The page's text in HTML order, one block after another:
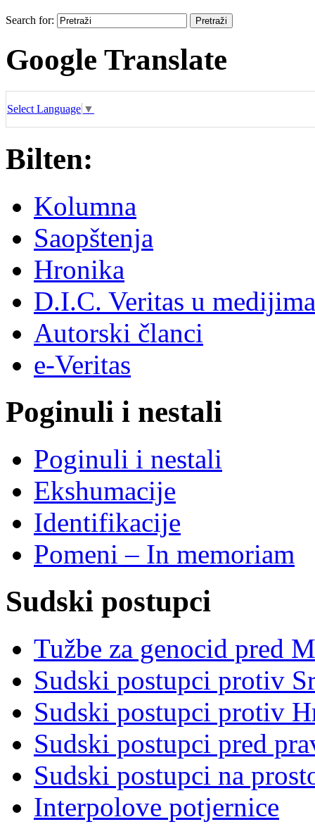
Search for:
Google Translate
Select Language ▼
Bilten:
Kolumna
Saopštenja
Hronika
D.I.C. Veritas u medijima
Autorski članci
e-Veritas
Poginuli i nestali
Poginuli i nestali
Ekshumacije
Identifikacije
Pomeni – In memoriam
Sudski postupci
Tužbe za genocid pred
Sudski postupci protiv
Sudski postupci protiv
Sudski postupci pred
Sudski postupci na
Interpolove potjernice